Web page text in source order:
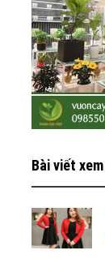
Bài viết